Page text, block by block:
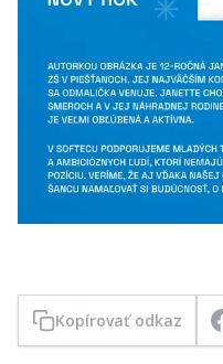
Kopírovať odkaz